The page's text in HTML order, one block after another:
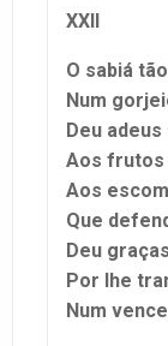
XXII
O sabiá
Num
Deu
Aos frutos
Aos
Que
Deu
Por lhe
Num